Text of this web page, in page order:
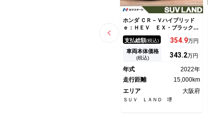
ホンダ ＣＲ－Ｖハイブリッド
ｅ：ＨＥＶ ＥＸ・ブラックエ
ディション サンルーフ 純正
７インチナビ バックカメラ
アダプティブクルーズ パワー
バックドア 禁煙車 ホンダセ
ワーシート ブラインドスポッ
ト レザーシート ドラレコ
支払総額(税込) 354.9万円
車両本体価格
(税込) 343.2万円
年式
2022年
走行距離
15,000km
エリア
大阪府
ＳＵＶ ＬＡＮＤ 堺